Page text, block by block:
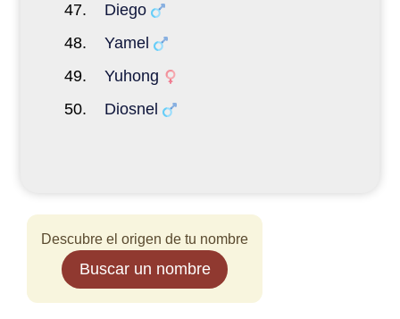
Diego
Yamel
Yuhong
Diosnel
Descubre el origen de tu nombre
Buscar un nombre